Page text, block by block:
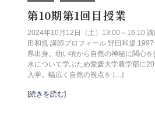
第10期第1回目授業
2024年10月12日（土）13:00～16:10 講
田和規 講師プロフィール 野田和規 1997
県出身。幼い頃から自然の神秘に関心を
水について学ぶため愛媛大学農学部に
入学。幅広く自然の視点を […]
[続きを読む]